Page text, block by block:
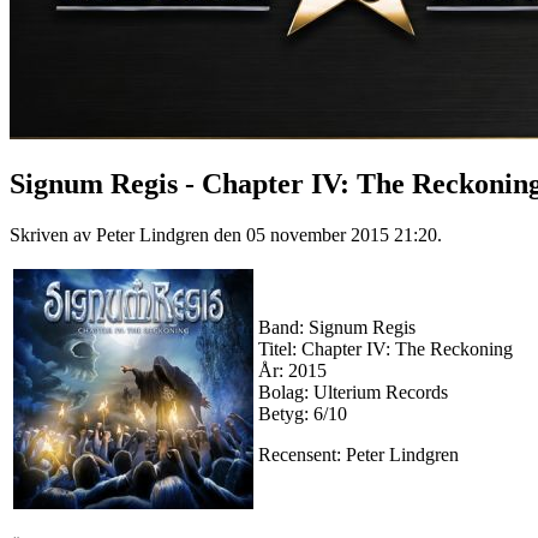
Signum Regis - Chapter IV: The
Skriven av Peter Lindgren den 05 november 2015 21:20.
Band: Signum Regis
Titel: Chapter IV: The Reckoning
År: 2015
Bolag: Ulterium Records
Betyg: 6/10
Recensent: Peter Lindgren